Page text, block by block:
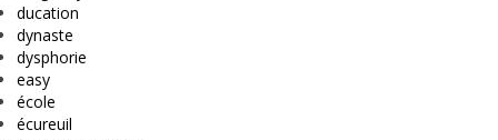
ducation
dynaste
dysphorie
easy
école
écureuil